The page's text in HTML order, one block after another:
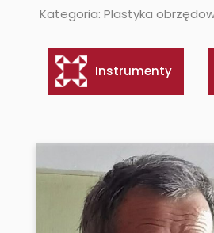
Kategoria: Plastyka
Instrumenty